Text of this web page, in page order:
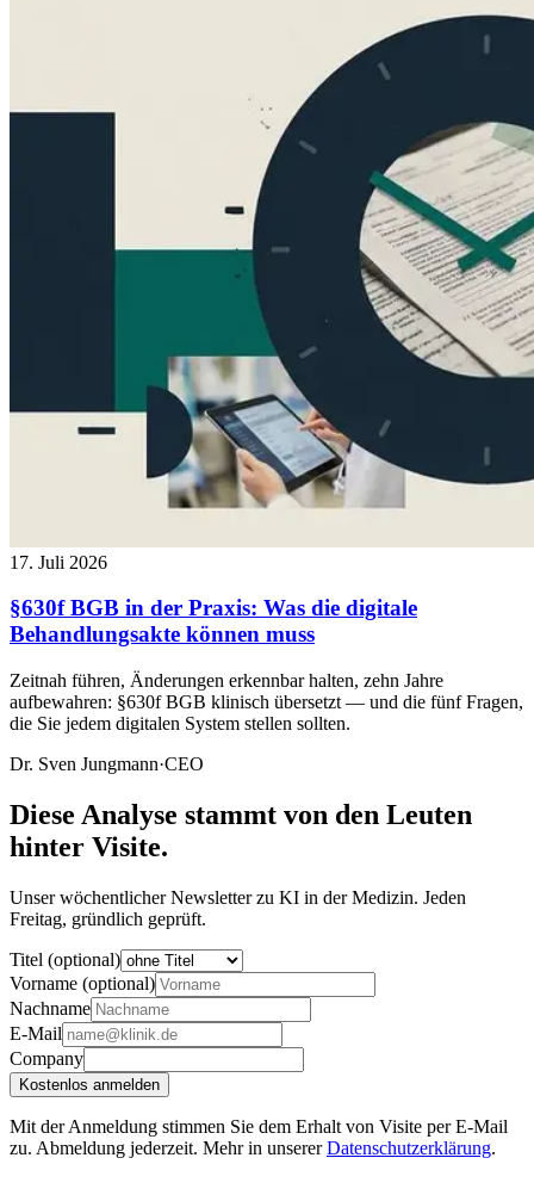
17. Juli 2026
§630f BGB in der Praxis: Was die digitale
Behandlungsakte können muss
Zeitnah führen, Änderungen erkennbar halten, zehn Jahre
aufbewahren: §630f BGB klinisch übersetzt — und die fünf Fragen,
die Sie jedem digitalen System stellen sollten.
Dr. Sven Jungmann·CEO
Diese Analyse stammt von den Leuten
hinter Visite.
Unser wöchentlicher Newsletter zu KI in der Medizin. Jeden
Freitag, gründlich geprüft.
Titel (optional)
Vorname (optional)
Nachname
E-Mail
Company
Kostenlos anmelden
Mit der Anmeldung stimmen Sie dem Erhalt von Visite per E-Mail
zu. Abmeldung jederzeit. Mehr in unserer Datenschutzerklärung.